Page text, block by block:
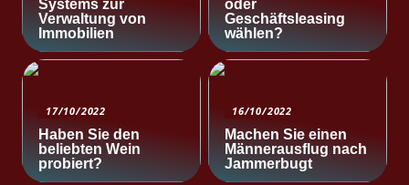
Systems zur
Verwaltung von
Immobilien
oder
Geschäftsleasing
wählen?
17/10/2022
Haben Sie den
beliebten Wein
probiert?
16/10/2022
Machen Sie einen
Männerausflug nach
Jammerbugt